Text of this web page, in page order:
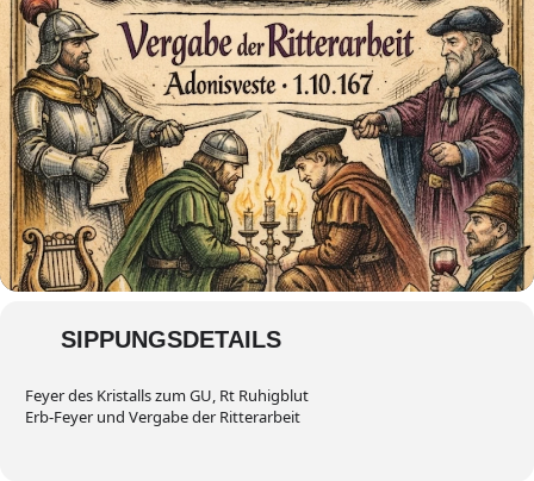
SIPPUNGSDETAILS
Feyer des Kristalls zum GU, Rt Ruhigblut
Erb-Feyer und Vergabe der Ritterarbeit